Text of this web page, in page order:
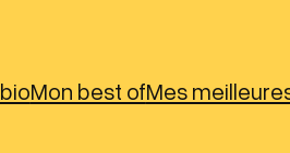
bioMon best ofMes